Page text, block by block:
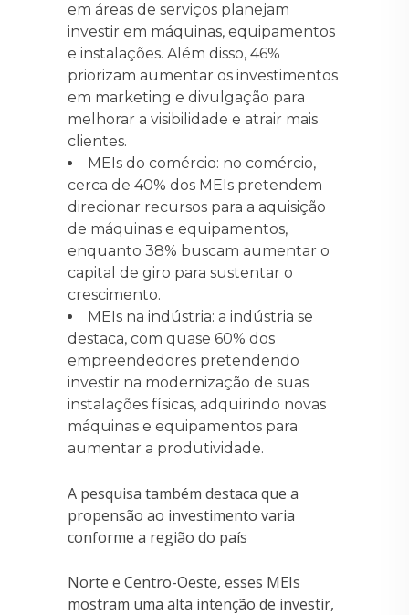
em áreas de serviços planejam
investir em máquinas, equipamentos
e instalações. Além disso, 46%
priorizam aumentar os investimentos
em marketing e divulgação para
melhorar a visibilidade e atrair mais
clientes.
MEIs do comércio: no comércio,
cerca de 40% dos MEIs pretendem
direcionar recursos para a aquisição
de máquinas e equipamentos,
enquanto 38% buscam aumentar o
capital de giro para sustentar o
crescimento.
MEIs na indústria: a indústria se
destaca, com quase 60% dos
empreendedores pretendendo
investir na modernização de suas
instalações físicas, adquirindo novas
máquinas e equipamentos para
aumentar a produtividade.
A pesquisa também destaca que a
propensão ao investimento varia
conforme a região do país
Norte e Centro-Oeste, esses MEIs
mostram uma alta intenção de investir,